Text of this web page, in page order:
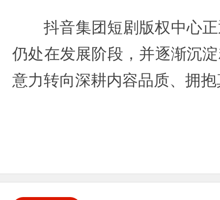
抖音集团短剧版权中心
仍处在发展阶段，并逐渐沉
意力转向深耕内容品质、拥